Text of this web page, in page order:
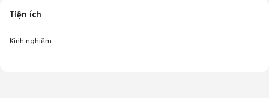
Tiện ích
Kinh nghiệm